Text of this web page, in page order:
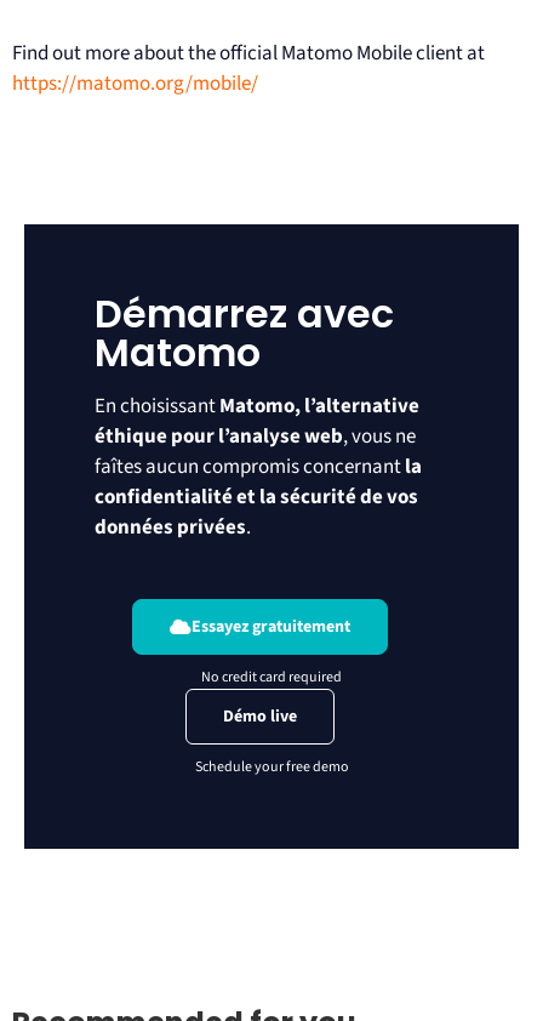
Find out more about the official Matomo Mobile client at
https://matomo.org/mobile/
Démarrez avec
Matomo
En choisissantMatomo, l’alternative
éthique pour l’analyse web, vous ne
faîtes aucun compromis concernantla
confidentialité et la sécurité de vos
données privées.
Essayez gratuitement
Démo live